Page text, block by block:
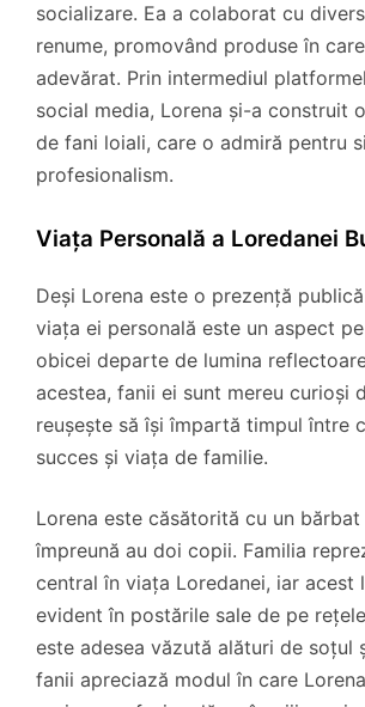
socializare. Ea a colaborat cu
renume, promovând produse în
adevărat. Prin intermediul
social media, Lorena și-a construit
de fani loiali, care o admiră pentru
profesionalism.
Viața Personală a Loredanei
Deși Lorena este o prezență
viața ei personală este un aspect
obicei departe de lumina
acestea, fanii ei sunt mereu curioși
reușește să își împartă timpul între
succes și viața de familie.
Lorena este căsătorită cu un bărbat
împreună au doi copii. Familia
central în viața Loredanei, iar acest
evident în postările sale de pe
este adesea văzută alături de soțul
fanii apreciază modul în care